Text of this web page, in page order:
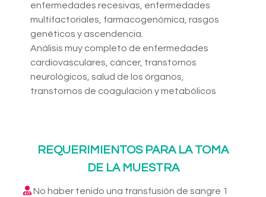
enfermedades recesivas, enfermedades
multifactoriales, farmacogenómica, rasgos
genéticos y ascendencia.
Análisis muy completo de enfermedades
cardiovasculares, cáncer, transtornos
neurológicos, salud de los órganos,
transtornos de coagulación y metabólicos
REQUERIMIENTOS PARA LA TOMA
DE LA MUESTRA
No haber tenido una transfusión de sangre 1